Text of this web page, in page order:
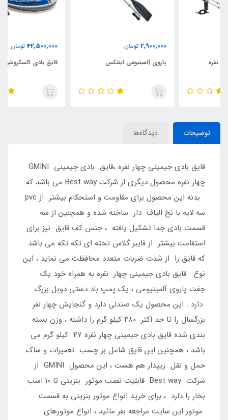
پاروی آلمینیومی اینتکس
تومان
قایق بادی اکسکروشن 4 نفره
توضیحات دیدگاه‌ها
قایق بادی جیمینی چهار نفره ،قایق بادی جیمینی GMINI
چهار نفره محصول دیگری از شرکت Best way می باشد که
بدنه این محصول برای مقاومت و استحکام بیشتر از pvc
سه لایه با نخ الیاف دار ساخته شده و همچنین از سه
قسمت بادی جدا تشکیل یافته ، جنس کف قایق نیز برای
استقامت بیشتر از فایبر گلاس تخته ای تکه تکه می باشد
که قایق را از شدت ضربات متعدد محافظت می نماید ، این
نوع قایق بادی جیمینی چهار نفره به همراه خود یک
جفت پاروی آلمینیومی ، یک پمپ باد دستی دوبل بزرگ
دارد . این محصول یک صندلی دارد و گنجایش چهار نفر
بزرگسال را تا حد اکثر 480 کیلو گرم را داشته ، وزن بسته
بندی شده قایق بادی جیمینی چهار نفره 47 کیلو گرم می
باشد ، همچنین این قایق شامل بر چسب تعمیرات و ساک
حمل و نقل زیپدار هم هست ، این محصول GMINI از
شرکت Best way قابلیت نصب موتور بنزینی تا 10 اسب
بخار را دارد ، برای خرید انواع موتور بنزینی به قسمت
موتور این سایت مراجعه بفر مائید ، انواع موتورهای